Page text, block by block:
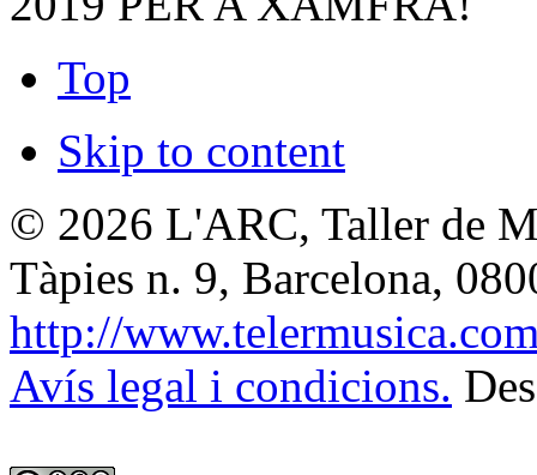
Top
Skip to content
© 2026 L'ARC, Taller de
Tàpies n. 9, Barcelona,
http://
Avís legal i condicions.